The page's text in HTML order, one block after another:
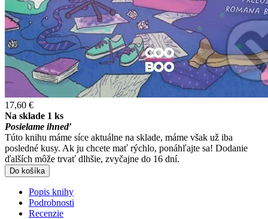
17,60 €
Na sklade 1 ks
Posielame ihneď
Túto knihu máme síce aktuálne na sklade, máme však už iba
posledné kusy. Ak ju chcete mať rýchlo, ponáhľajte sa! Dodanie
ďalších môže trvať dlhšie, zvyčajne do 16 dní.
Do košíka
Popis knihy
Podrobnosti
Recenzie